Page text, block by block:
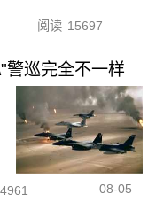
阅读 15697
警巡完全不一样
08-05